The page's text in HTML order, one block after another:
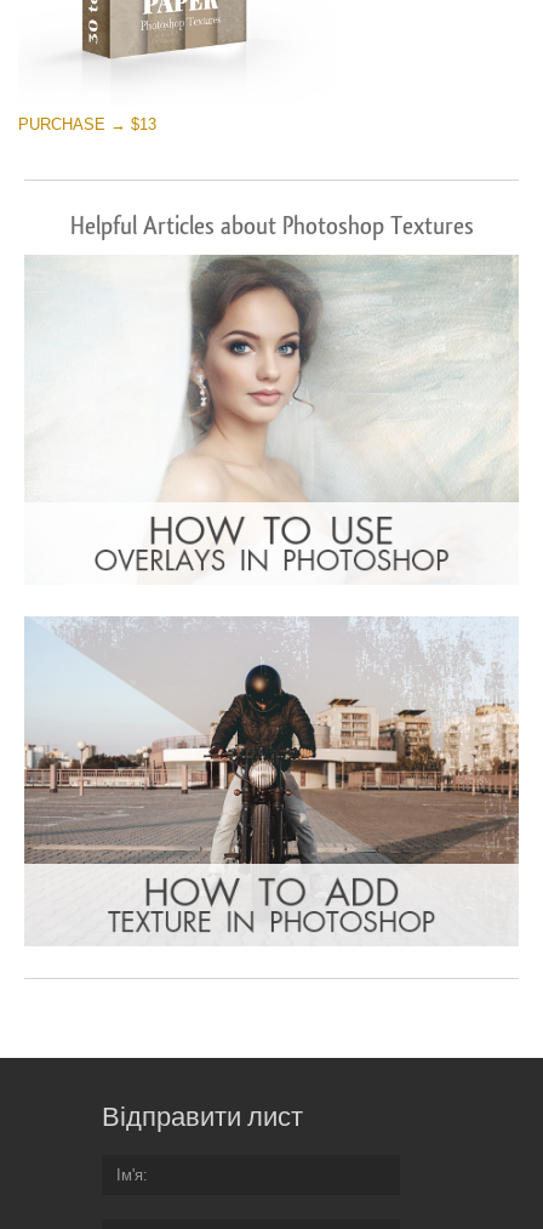
PURCHASE → $13
Helpful Articles about Photoshop Textures
Відправити лист
Ім'я